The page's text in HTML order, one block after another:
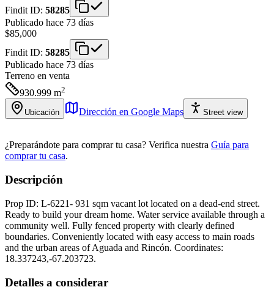
Findit ID: 58285
Publicado hace 73 días
$85,000
Findit ID: 58285
Publicado hace 73 días
Terreno en venta
930.999 m2
Ubicación Dirección en Google Maps Street view
¿Preparándote para comprar tu casa? Verifica nuestra Guía para
comprar tu casa.
Descripción
Prop ID: L-6221- 931 sqm vacant lot located on a dead-end street.
Ready to build your dream home. Water service available through a
community well. Fully fenced property with clearly defined
boundaries. Conveniently located with easy access to main roads
and the urban areas of Aguada and Rincón. Coordinates:
18.337243,-67.203723.
Detalles a considerar